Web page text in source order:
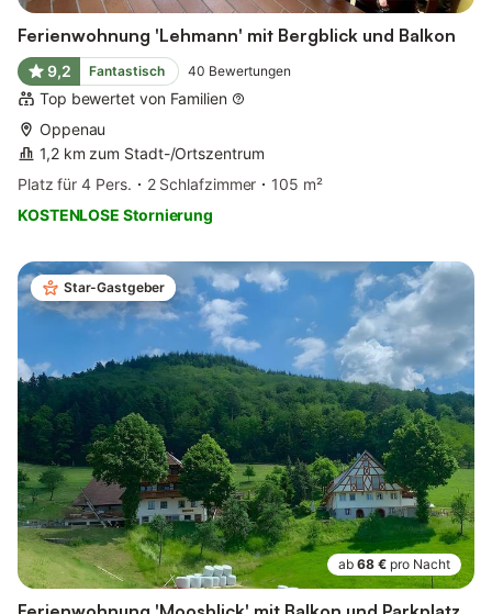
Ferienwohnung 'Lehmann' mit Bergblick und Balkon
9,2 Fantastisch 40 Bewertungen
Top bewertet von Familien
Oppenau
1,2 km zum Stadt-/Ortszentrum
Platz für 4 Pers.
2 Schlafzimmer
105 m²
KOSTENLOSE Stornierung
Star-Gastgeber
ab 68 € pro Nacht